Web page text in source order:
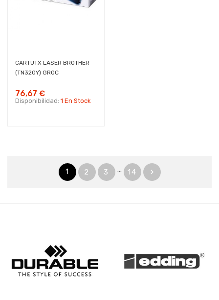
CARTUTX LASER BROTHER
(TN320Y) GROC
76,67 €
Disponibilidad: 1 En Stock
1 2 3 … 14 